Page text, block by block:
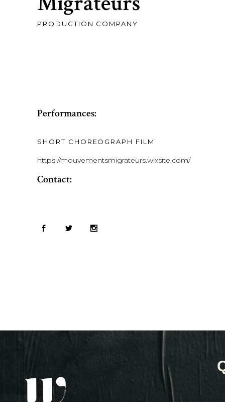
PRODUCTION COMPANY
Performances:
SHORT CHOREOGRAPH FILM
https://mouvementsmigrateurs.wixsite.com/
Contact: